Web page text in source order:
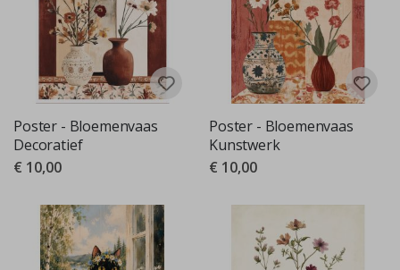
Poster - Bloemenvaas
Decoratief
€ 10,00
Poster - Bloemenvaas
Kunstwerk
€ 10,00